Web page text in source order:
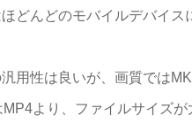
ほどんどのモバイルデバイ
用性は良いが、画質では
MP4より、ファイルサイズが